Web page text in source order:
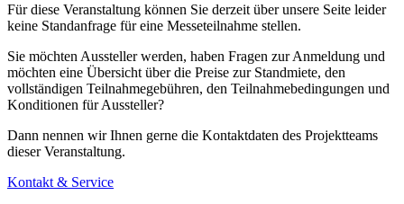
Für diese Veranstaltung können Sie derzeit über unsere Seite leider
keine Standanfrage für eine Messeteilnahme stellen.
Sie möchten Aussteller werden, haben Fragen zur Anmeldung und
möchten eine Übersicht über die Preise zur Standmiete, den
vollständigen Teilnahmegebühren, den Teilnahmebedingungen und
Konditionen für Aussteller?
Dann nennen wir Ihnen gerne die Kontaktdaten des Projektteams
dieser Veranstaltung.
Kontakt & Service